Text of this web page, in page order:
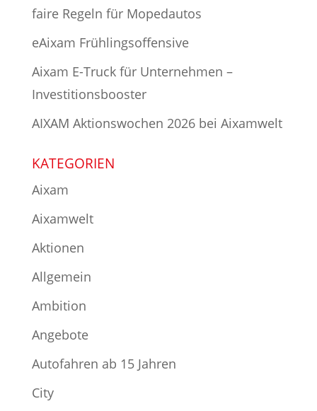
faire Regeln für Mopedautos
eAixam Frühlingsoffensive
Aixam E-Truck für Unternehmen –
Investitionsbooster
AIXAM Aktionswochen 2026 bei Aixamwelt
KATEGORIEN
Aixam
Aixamwelt
Aktionen
Allgemein
Ambition
Angebote
Autofahren ab 15 Jahren
City